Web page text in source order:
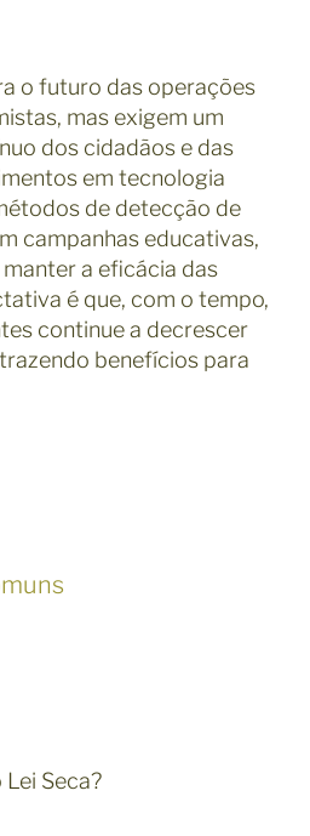
o futuro das operações
mas exigem um
dos cidadãos e das
em tecnologia
de detecção de
campanhas educativas,
a eficácia das
é que, com o tempo,
continue a decrescer
benefícios para
Seca?